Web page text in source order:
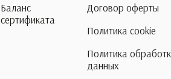
Баланс
сертификата
Договор оферты
Политика cookie
Политика
данных